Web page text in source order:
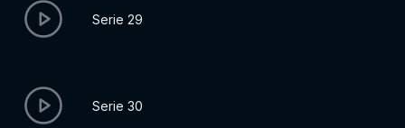
Serie 29
Serie 30